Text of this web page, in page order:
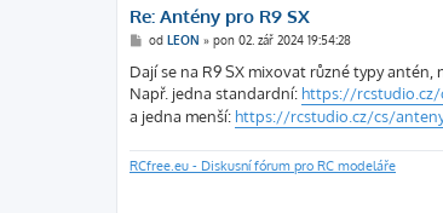
Re: Antény pro R9 SX
P
í
s
p
ě
v
k
od LEON » pon 02. zář 2024 19:54:28
Dají se na R9 SX mixovat různé typy antén,
Např. jedna standardní: https://rcstudio.cz/
a jedna menší: https://rcstudio.cz/cs/
RCfree.eu - Diskusní fórum pro RC modeláře